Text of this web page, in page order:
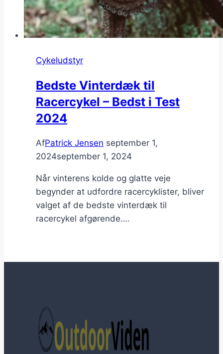
Cykeludstyr
Bedste Vinterdæk til
Racercykel – Bedst i Test
2024
AfPatrick Jensen september 1,
2024september 1, 2024
Når vinterens kolde og glatte veje
begynder at udfordre racercyklister, bliver
valget af de bedste vinterdæk til
racercykel afgørende….